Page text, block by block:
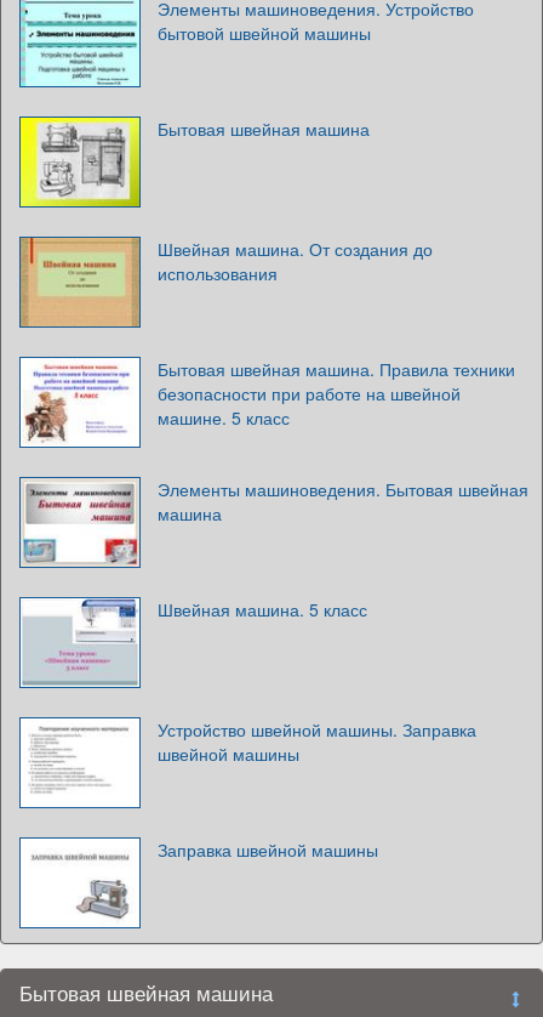
Элементы машиноведения. Устройство
бытовой швейной машины
Бытовая швейная машина
Швейная машина. От создания до
использования
Бытовая швейная машина. Правила техники
безопасности при работе на швейной
машине. 5 класс
Элементы машиноведения. Бытовая швейная
машина
Швейная машина. 5 класс
Устройство швейной машины. Заправка
швейной машины
Заправка швейной машины
Бытовая швейная машина